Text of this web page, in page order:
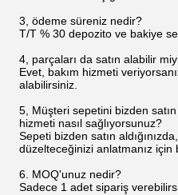
3, ödeme süreniz nedir?
T/T % 30 depozito ve bakiye
4, parçaları da satın alabilir
Evet, bakım hizmeti
alabilirsiniz.
5, Müşteri sepetini bizden
hizmeti nasıl sağlıyorsunuz?
Sepeti bizden satın
düzelteceğinizi anlatmanız için
6. MOQ'unuz nedir?
Sadece 1 adet sipariş